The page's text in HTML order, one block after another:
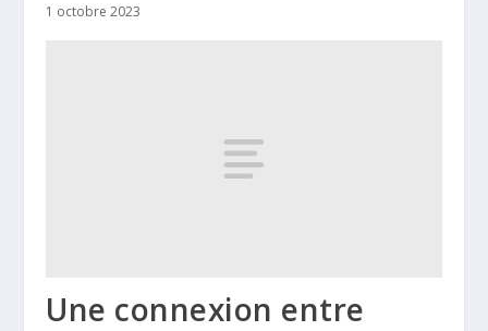
1 octobre 2023
Une connexion entre